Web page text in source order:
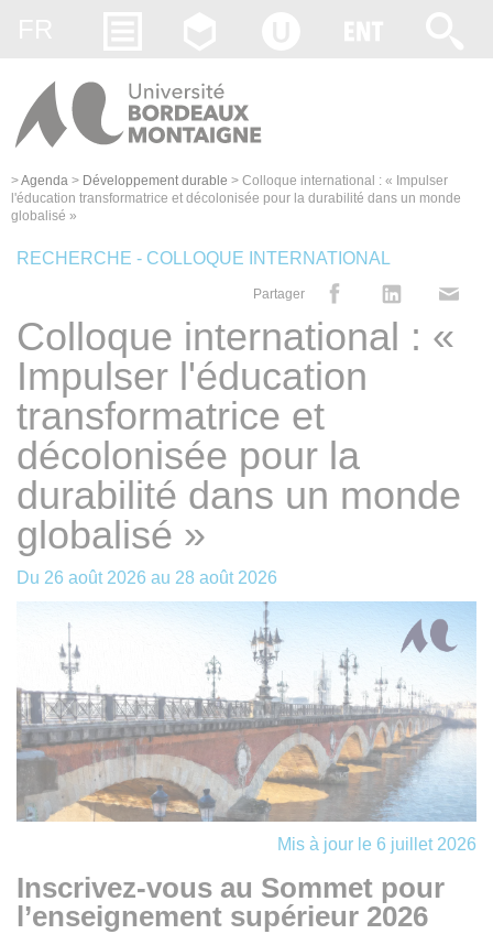
>Agenda > Développement durable > Colloque international : « Impulser
l'éducation transformatrice et décolonisée pour la durabilité dans un monde
globalisé »
RECHERCHE - COLLOQUE INTERNATIONAL
Partager
Colloque international : «
Impulser l'éducation
transformatrice et
décolonisée pour la
durabilité dans un monde
globalisé »
Du 26 août 2026 au 28 août 2026
Mis à jour le 6 juillet 2026
Inscrivez-vous au Sommet pour
l’enseignement supérieur 2026